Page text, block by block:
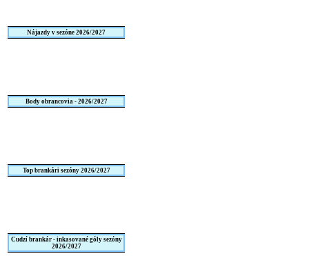
Nájazdy v sezóne 2026/2027
Body obrancovia - 2026/2027
Top brankári sezóny 2026/2027
Cudzí brankár - inkasované góly sezóny
2026/2027